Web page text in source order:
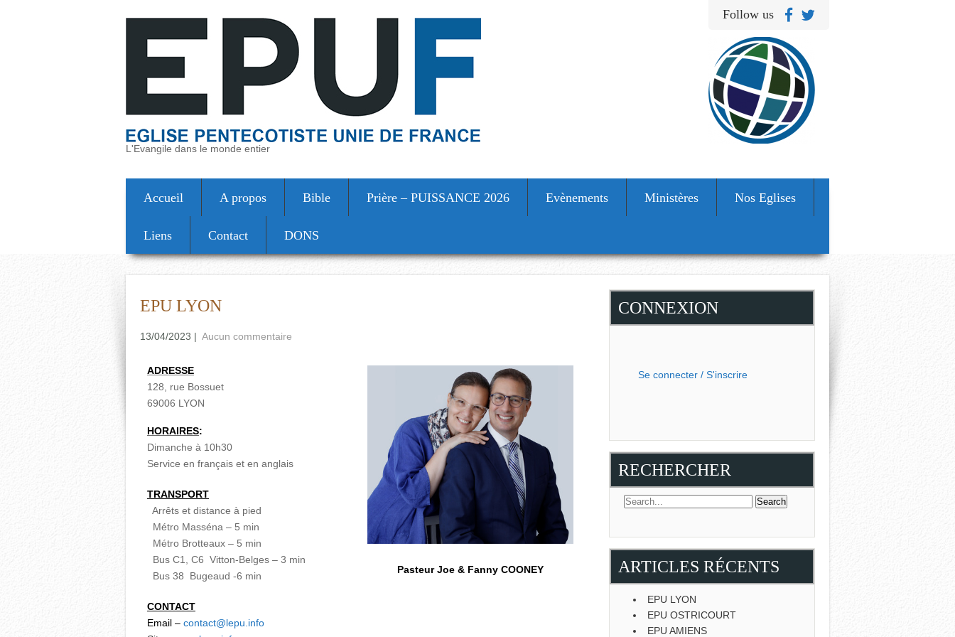
L'Evangile dans le monde entier
Follow us
Accueil A propos Bible Prière – PUISSANCE 2026 Evènements Ministères Nos Eglises
Liens Contact DONS
EPU LYON
13/04/2023 | Aucun commentaire
ADRESSE
128, rue Bossuet
69006 LYON
HORAIRES:
Dimanche à 10h30
Service en français et en anglais
TRANSPORT
Arrêts et distance à pied
Métro Masséna – 5 min
Métro Brotteaux – 5 min
Bus C1, C6 Vitton-Belges – 3 min
Bus 38 Bugeaud -6 min
CONTACT
Email – contact@lepu.info
Pasteur Joe & Fanny COONEY
CONNEXION
Se connecter / S'inscrire
RECHERCHER
ARTICLES RÉCENTS
EPU LYON
EPU OSTRICOURT
EPU AMIENS